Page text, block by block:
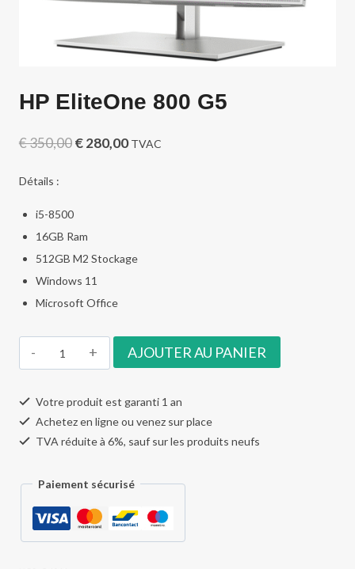
HP EliteOne 800 G5
€350,00Le
€ 350,00.
€280,00Le
TVAC
Détails :
i5-8500
16GB Ram
512GB M2 Stockage
Windows 11
Microsoft Office
quantité
de
800
AJOUTER AU PANIER
Votre produit est garanti 1 an
Achetez en ligne ou venez sur place
TVA réduite à 6%, sauf sur les produits neufs
Paiement sécurisé